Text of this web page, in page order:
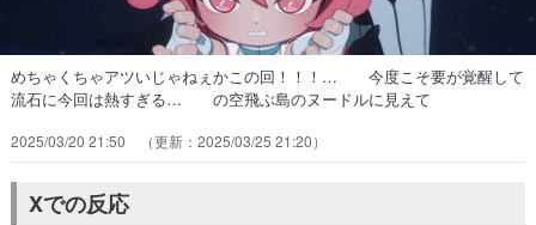
めちゃくちゃアツいじゃねぇかこの回！！！… 今度こそ要が覚醒して
流石に今回は熱すぎる… の空飛ぶ島のヌードルに見えて
た、今まで見てきたアニメの中で上位… エデンにどんな辛い過去があ
ほぼ闇落ちしているエデンとの戦い。ダラダ… エデン…チャラ男だと
思ってたけど前世はオ… サブロー纏った要がかっこよすぎるんだけ
2025/03/20 21:50 2025/03/25 21:20
Xでの反応